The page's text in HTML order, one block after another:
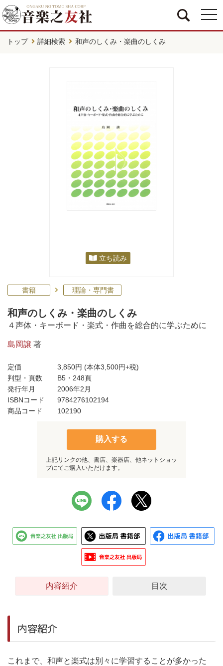
トップ 詳細検索 和声のしくみ・楽曲のしくみ
立ち読み
書籍 理論・専門書
和声のしくみ・楽曲のしくみ
４声体・キーボード・楽式・作曲を総合的に学ぶために
島岡譲 著
定価 3,850円 (本体3,500円+税)
判型・頁数
B5・248頁
発行年月
2006年2月
ISBNコード
9784276102194
商品コード
102190
購入する
上記リンクの他、書店、楽器店、他ネットショッ
プにてご購入いただけます。
内容紹介 目次
内容紹介
これまで、和声と楽式は別々に学習することが多かった